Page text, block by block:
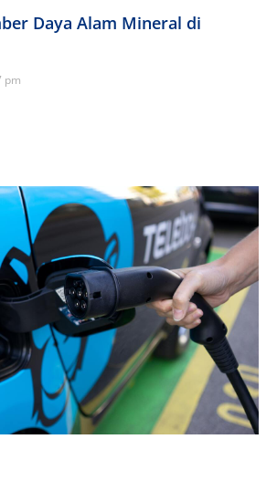
Daya Alam Mineral di
pm